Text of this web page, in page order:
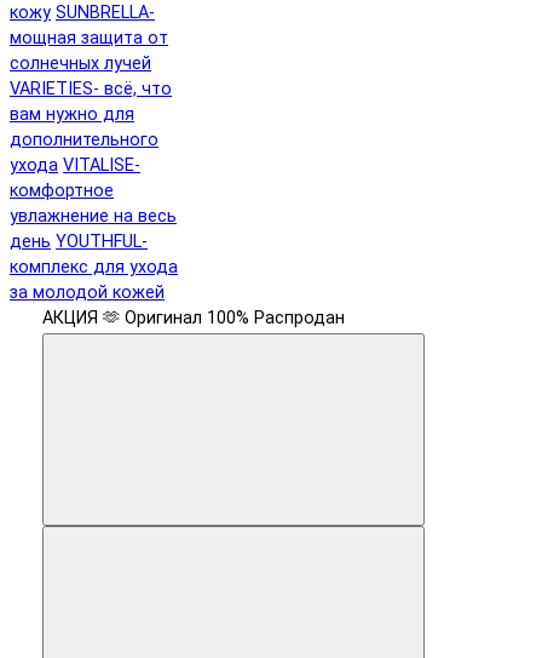
кожу SUNBRELLA-
мощная защита от
солнечных лучей
VARIETIES- всё, что
вам нужно для
дополнительного
ухода VITALISE-
комфортное
увлажнение на весь
день YOUTHFUL-
комплекс для ухода
за молодой кожей
АКЦИЯ 🫶 Оригинал 100% Распродан